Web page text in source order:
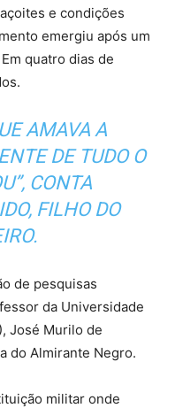
e condições
emergiu após um
quatro dias de
AMAVA A
DE TUDO O
CONTA
, FILHO DO
de pesquisas
da Universidade
José Murilo de
do Almirante Negro.
militar onde